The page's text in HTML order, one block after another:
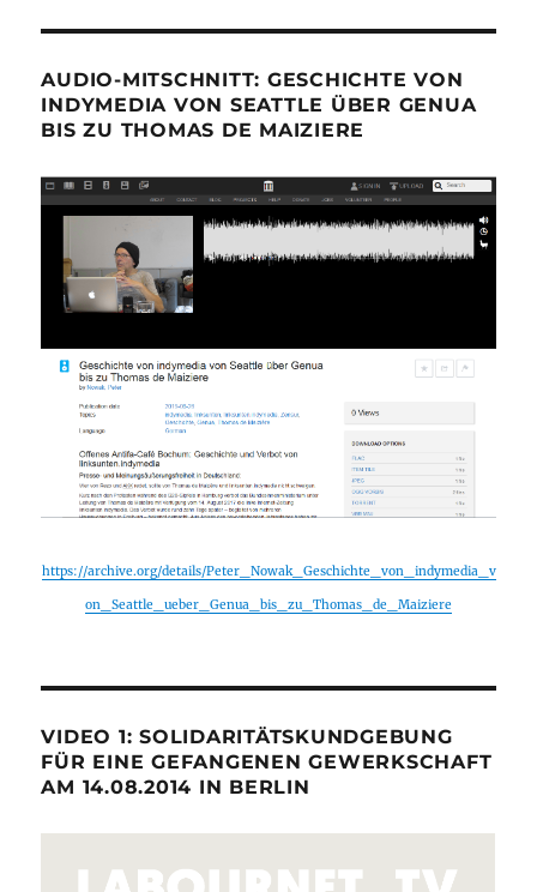
AUDIO-MITSCHNITT: GESCHICHTE VON
INDYMEDIA VON SEATTLE ÜBER GENUA
BIS ZU THOMAS DE MAIZIERE
https://archive.org/details/Peter_Nowak_Geschichte_von_indymedia_v
on_Seattle_ueber_Genua_bis_zu_Thomas_de_Maiziere
VIDEO 1: SOLIDARITÄTSKUNDGEBUNG
FÜR EINE GEFANGENEN GEWERKSCHAFT
AM 14.08.2014 IN BERLIN